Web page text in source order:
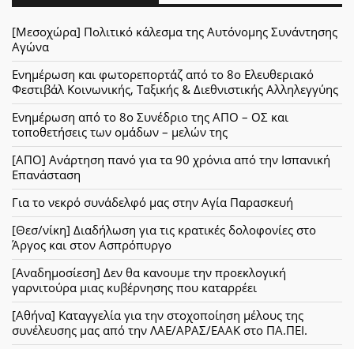
[Μεσοχώρα] Πολιτικό κάλεσμα της Αυτόνομης Συνάντησης
Αγώνα
Ενημέρωση και φωτορεπορτάζ από το 8ο Ελευθεριακό
Φεστιβάλ Κοινωνικής, Ταξικής & Διεθνιστικής Αλληλεγγύης
Ενημέρωση από το 8ο Συνέδριο της ΑΠΟ – ΟΣ και
τοποθετήσεις των ομάδων – μελών της
[ΑΠΟ] Ανάρτηση πανό για τα 90 χρόνια από την Ισπανική
Επανάσταση
Για το νεκρό συνάδελφό μας στην Αγία Παρασκευή
[Θεσ/νίκη] Διαδήλωση για τις κρατικές δολοφονίες στο
Άργος και στον Ασπρόπυργο
[Αναδημοσίεση] Δεν θα κανουμε την προεκλογική
γαρνιτούρα μιας κυβέρνησης που καταρρέει
[Αθήνα] Καταγγελία για την στοχοποίηση μέλους της
συνέλευσης μας από την ΛΑΕ/ΑΡΑΣ/ΕΑΑΚ στο ΠΑ.ΠΕΙ.